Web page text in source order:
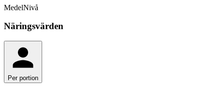
MedelNivå
Näringsvärden
Per portion